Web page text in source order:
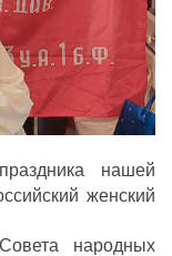
5
Регистрация
нашей
женский
народных